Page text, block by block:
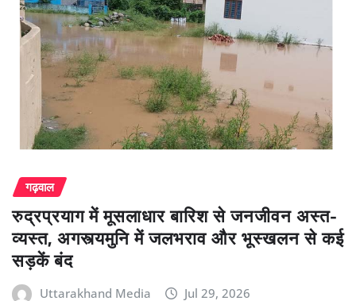
गढ़वाल
रुद्रप्रयाग में मूसलाधार बारिश से जनजीवन अस्त-
व्यस्त, अगस्त्यमुनि में जलभराव और भूस्खलन से कई
सड़कें बंद
Uttarakhand Media Jul 29, 2026